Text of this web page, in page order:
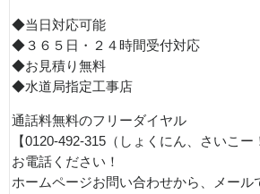
◆当日対応可能
◆３６５日・２４時間受付対応
◆お見積り無料
◆水道局指定工事店
通話料無料のフリーダイヤル
【0120-492-315（しょくにん、さいこ
お電話ください！
ホームページお問い合わせから、メール